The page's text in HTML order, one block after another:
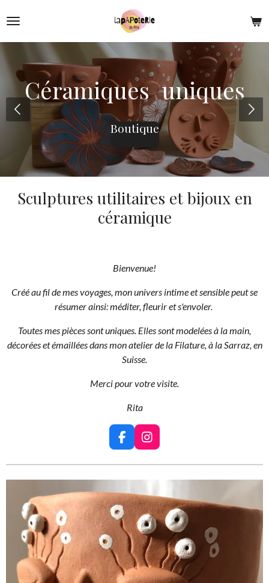
au
contenu
Céramiques uniques
Boutique
Sculptures utilitaires et bijoux en
céramique
Bienvenue!
Créé au fil de mes voyages, mon univers intime et sensiblepeut se
résumer ainsi:méditer, fleurir et s'envoler.
Toutes mes pièces sont uniques. Elles sont modelées à la main,
décorées et émaillées dans mon atelier de la Filature, à la Sarraz, en
Suisse.
Merci pour votre visite.
Rita
F
a
c
o
o
k
I
n
s
g
r
a
m